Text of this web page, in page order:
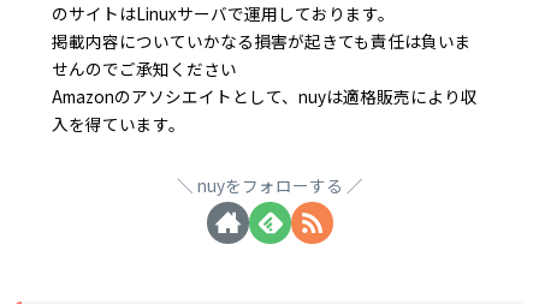
のサイトはLinuxサーバで運用しております。
掲載内容についていかなる損害が起きても責任は負いま
せんのでご承知ください
Amazonのアソシエイトとして、nuyは適格販売により収
入を得ています。
nuyをフォローする